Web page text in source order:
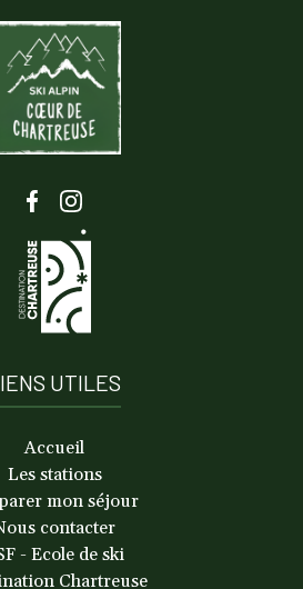
UTILES
Accueil
Les stations
mon séjour
contacter
- Ecole de ski
Chartreuse